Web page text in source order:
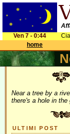
Ven 7 - 0:44
home
Near a tree by a
there's a hole in the
ULTIMI POST